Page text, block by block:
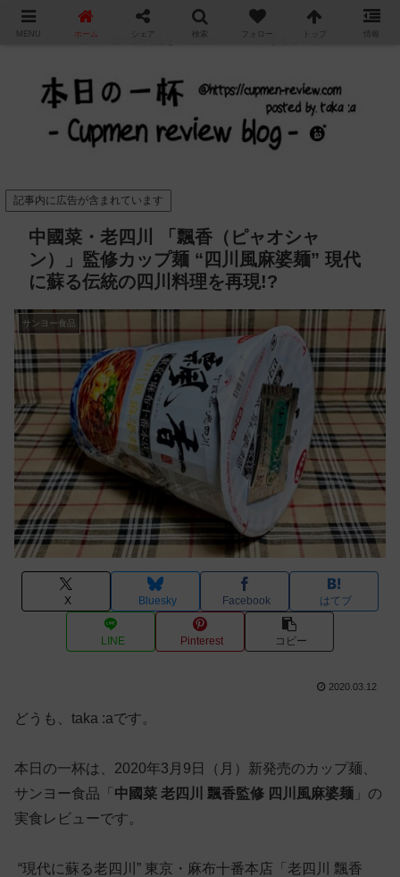
カップ麺の新商品をレビュー / アレンジするブログ
記事内に広告が含まれています
中國菜・老四川 「飄香（ピャオシャ
ン）」監修カップ麺 “四川風麻婆麺” 現代
に蘇る伝統の四川料理を再現!?
サンヨー食品
X Bluesky Facebook はてブ
LINE Pinterest コピー
2020.03.12
どうも、taka :aです。
本日の一杯は、2020年3月9日（月）新発売のカップ麺、
サンヨー食品「 中國菜 老四川 飄香監修 四川風麻婆麺 」の
実食レビューです。
“現代に蘇る老四川” 東京・麻布十番本店「老四川 飄香
MENU ホーム シェア 検索 フォロー トップ 情報